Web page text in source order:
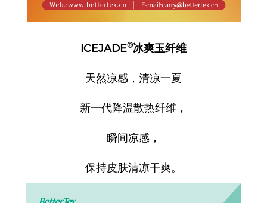
ICEJADE®冰爽玉纤维
天然凉感，清凉一夏
新一代降温散热纤维，
瞬间凉感，
保持皮肤清凉干爽。